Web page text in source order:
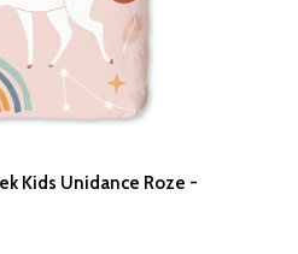
Kids Unidance Roze -